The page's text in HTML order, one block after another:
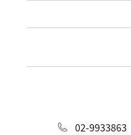
02-9933863